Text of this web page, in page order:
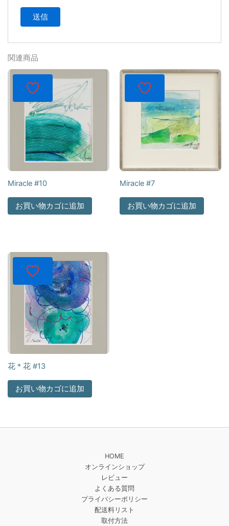
関連商品
Miracle #10
お買い物カゴに追加
Miracle #7
お買い物カゴに追加
花＊花 #13
お買い物カゴに追加
HOME
オンラインショップ
レビュー
よくある質問
プライバシーポリシー
配送料リスト
取付方法